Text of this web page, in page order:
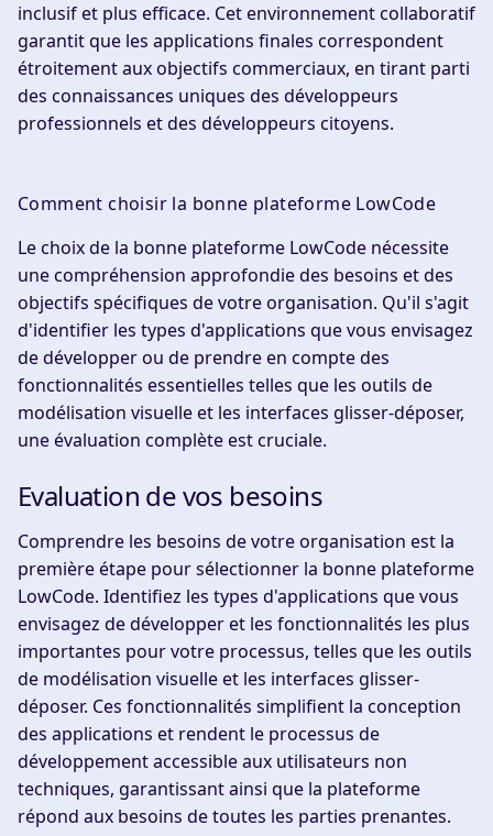
inclusif et plus efficace. Cet environnement collaboratif
garantit que les applications finales correspondent
étroitement aux objectifs commerciaux, en tirant parti
des connaissances uniques des développeurs
professionnels et des développeurs citoyens.
Comment choisir la bonne plateforme LowCode
Le choix de la bonne plateforme LowCode nécessite
une compréhension approfondie des besoins et des
objectifs spécifiques de votre organisation. Qu'il s'agit
d'identifier les types d'applications que vous envisagez
de développer ou de prendre en compte des
fonctionnalités essentielles telles que les outils de
modélisation visuelle et les interfaces glisser-déposer,
une évaluation complète est cruciale.
Evaluation de vos besoins
Comprendre les besoins de votre organisation est la
première étape pour sélectionner la bonne plateforme
LowCode. Identifiez les types d'applications que vous
envisagez de développer et les fonctionnalités les plus
importantes pour votre processus, telles que les outils
de modélisation visuelle et les interfaces glisser-
déposer. Ces fonctionnalités simplifient la conception
des applications et rendent le processus de
développement accessible aux utilisateurs non
techniques, garantissant ainsi que la plateforme
répond aux besoins de toutes les parties prenantes.